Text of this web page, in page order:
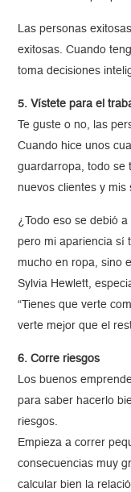
Las personas
exitosas. Cuando
toma decisiones
5. Vístete para el
Te guste o no, las
Cuando hice unos
guardarropa, todo se
nuevos clientes y mis
¿Todo eso se debió
pero mi apariencia sí
mucho en ropa, sino
Sylvia Hewlett,
“Tienes que verte
verte mejor que el
6. Corre riesgos
Los buenos
para saber hacerlo
riesgos.
Empieza a correr
consecuencias muy
calcular bien la